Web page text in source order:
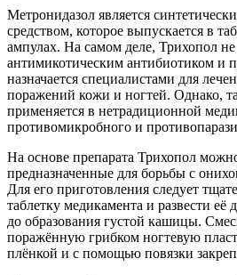
Метронидазол является
средством, которое выпускается в
ампулах. На самом деле, Трихопол не
антимикотическим антибиотиком и
назначается специалистами для
поражений кожи и ногтей. Однако,
применяется в нетрадиционной
противомикробного и
На основе препарата Трихопол
предназначенные для борьбы с
Для его приготовления следует
таблетку медикамента и развести
до образования густой кашицы.
поражённую грибком ногтевую
плёнкой и с помощью повязки